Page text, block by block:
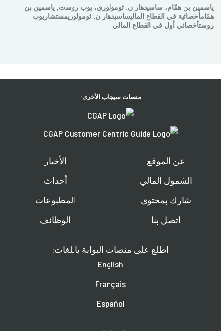
ياسمين بن همّام، ساسيدهار ن. ثومولوري، يوب روست, ياسمين بن
همّامأخصائية في القطاع الماليساسيدهار ن. ثومولوريمستشاريوب
روستأخصائي أول في القطاع المالي
منصات سيجاب الأخرى:
عن الموقع
الشمول المالي
شارك بمحتوى
اتصل بنا
الأخبار
أحداث
المطبوعات
الوظائف
اطلع على منصات البوابة باللغات:
English
Français
Español